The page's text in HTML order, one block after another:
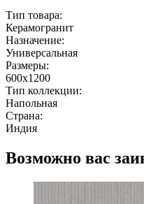
Тип товара:
Керамогранит
Назначение:
Универсальная
Размеры:
600x1200
Тип коллекции:
Напольная
Страна:
Индия
Возможно вас